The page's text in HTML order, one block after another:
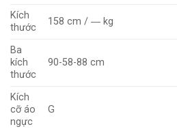
Kích
thước
158 cm / ― kg
Ba
kích
thước
90-58-88 cm
Kích
cỡ áo
ngực
G